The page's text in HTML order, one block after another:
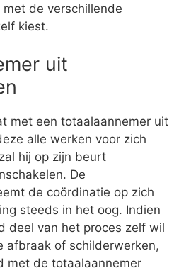
de verschillende
kiest.
uit
met een totaalaannemer uit
alle werken voor zich
hij op zijn beurt
De
de coördinatie op zich
steeds in het oog. Indien
deel van het proces zelf wil
afbraak of schilderwerken,
met de totaalaannemer